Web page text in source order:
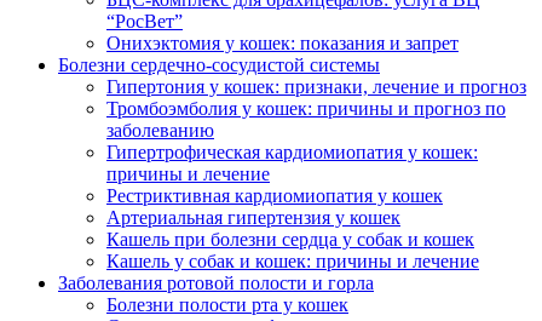
“РосВет”
Онихэктомия у кошек: показания и запрет
Болезни сердечно-сосудистой системы
Гипертония у кошек: признаки, лечение и прогноз
Тромбоэмболия у кошек: причины и прогноз по
заболеванию
Гипертрофическая кардиомиопатия у кошек:
причины и лечение
Рестриктивная кардиомиопатия у кошек
Артериальная гипертензия у кошек
Кашель при болезни сердца у собак и кошек
Кашель у собак и кошек: причины и лечение
Заболевания ротовой полости и горла
Болезни полости рта у кошек